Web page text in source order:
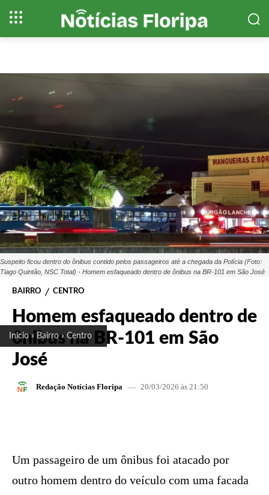
Início Bairro Centro
Suspeito ficou dentro do ônibus contido pelos passageiros até a chegada da Polícia (Foto:
Tiago Quintão, NSC Total) - Homem esfaqueado dentro de ônibus na BR-101 em São José
BAIRRO CENTRO
Homem esfaqueado dentro de
ônibus na BR-101 em São
José
Redação Notícias Floripa 20/03/2026 às 21:50
Um passageiro de um ônibus foi atacado por
outro homem dentro do veículo com uma facada